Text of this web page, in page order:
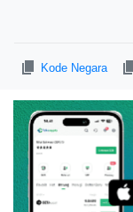
Kode Negara